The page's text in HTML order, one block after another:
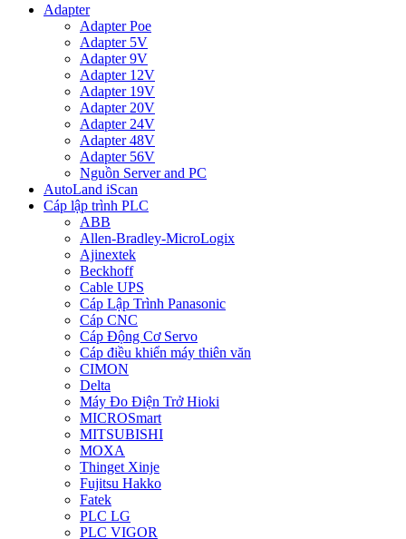
Adapter
Adapter Poe
Adapter 5V
Adapter 9V
Adapter 12V
Adapter 19V
Adapter 20V
Adapter 24V
Adapter 48V
Adapter 56V
Nguồn Server and PC
AutoLand iScan
Cáp lập trình PLC
ABB
Allen-Bradley-MicroLogix
Ajinextek
Beckhoff
Cable UPS
Cáp Lập Trình Panasonic
Cáp CNC
Cáp Động Cơ Servo
Cáp điều khiển máy thiên văn
CIMON
Delta
Máy Đo Điện Trở Hioki
MICROSmart
MITSUBISHI
MOXA
Thinget Xinje
Fujitsu Hakko
Fatek
PLC LG
PLC VIGOR